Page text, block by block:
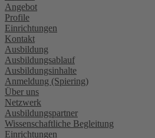
Angebot
Profile
Einrichtungen
Kontakt
Ausbildung
Ausbildungsablauf
Ausbildungsinhalte
Anmeldung (Spiering)
Über uns
Netzwerk
Ausbildungspartner
Wissenschaftliche Begleitung
Einrichtungen